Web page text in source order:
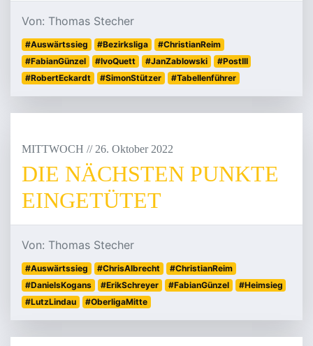
Von: Thomas Stecher
#Auswärtssieg #Bezirksliga
#ChristianReim
#FabianGünzel
#IvoQuett #JanZablowski
#PostIII
#RobertEckardt
#SimonStützer #Tabellenführer
MITTWOCH // 26. Oktober 2022
DIE NÄCHSTEN PUNKTE
EINGETÜTET
Von: Thomas Stecher
#Auswärtssieg #ChrisAlbrecht
#ChristianReim
#DanielsKogans
#ErikSchreyer #FabianGünzel
#Heimsieg
#LutzLindau
#OberligaMitte